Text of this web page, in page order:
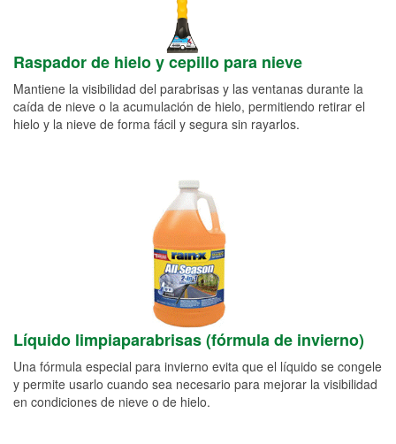
Raspador de hielo y cepillo para nieve
Mantiene la visibilidad del parabrisas y las ventanas durante la
caída de nieve o la acumulación de hielo, permitiendo retirar el
hielo y la nieve de forma fácil y segura sin rayarlos.
Líquido limpiaparabrisas (fórmula de invierno)
Una fórmula especial para invierno evita que el líquido se congele
y permite usarlo cuando sea necesario para mejorar la visibilidad
en condiciones de nieve o de hielo.